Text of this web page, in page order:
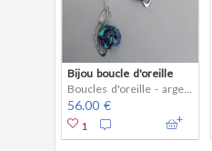
Bijou boucle d'oreille
Boucles d'oreille - argent
56.00 €
1